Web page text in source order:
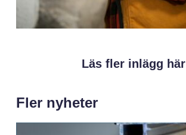
Läs fler inlägg här
Fler nyheter